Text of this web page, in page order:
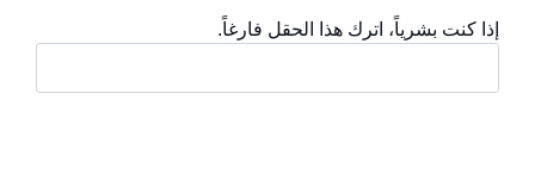
إذا كنت بشرياً، اترك هذا الحقل فارغاً.